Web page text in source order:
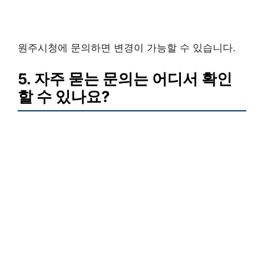
원주시청에 문의하면 변경이 가능할 수 있습니다.
5. 자주 묻는 문의는 어디서 확인
할 수 있나요?